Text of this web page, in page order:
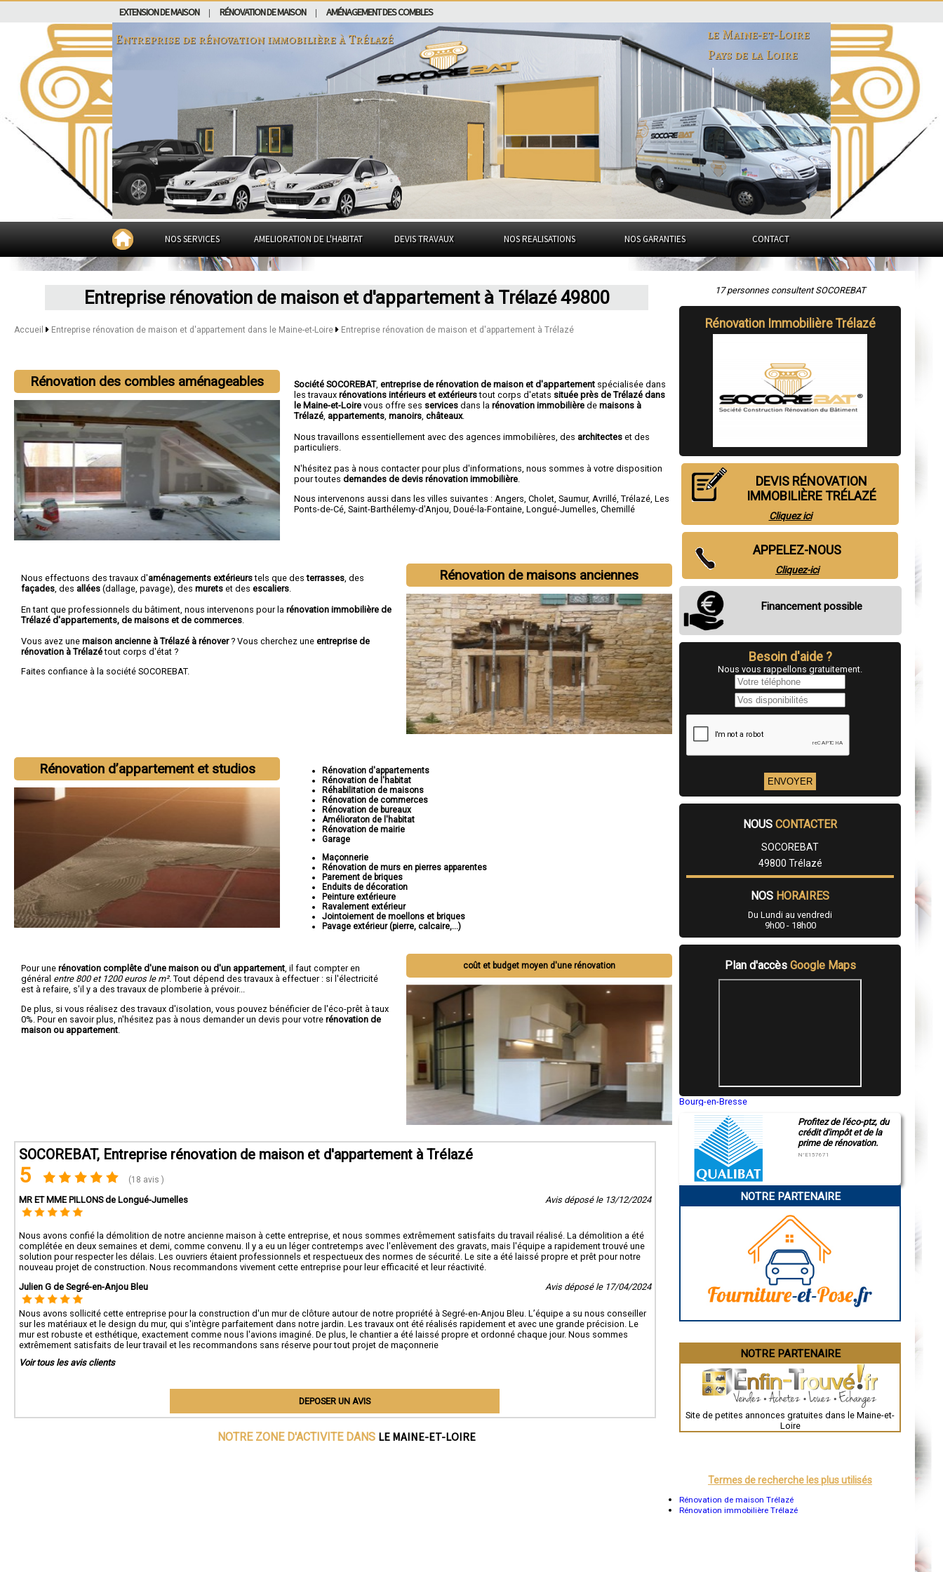
EXTENSION DE MAISON RÉNOVATION DE MAISON AMÉNAGEMENT DES COMBLES
Entreprise de rénovation immobilière àTrélazé
le Maine-et-Loire
Pays de la Loire
NOS SERVICES AMELIORATION DE L'HABITAT DEVIS TRAVAUX NOS REALISATIONS NOS GARANTIES CONTACT
Entreprise rénovation de maison et d'appartement à Trélazé 49800
Accueil Entreprise rénovation de maison et d'appartement dans le Maine-et-Loire Entreprise rénovation de maison et d'appartement à Trélazé
Rénovation des combles aménageables Société SOCOREBAT,entreprise de rénovation de maison et d'appartement spécialisée dans
les travauxrénovations intérieurs et extérieurstout corps d'etats située près de Trélazé dans
le Maine-et-Loirevous offre ses services dans larénovation immobilière demaisons à
Trélazé appartements ,manoirs ,châteaux.
Nous travaillons essentiellement avec des agences immobilières, des architectes et des
particuliers.
N'hésitez pas à nous contacter pour plus d'informations, nous sommes à votre disposition
pour toutesdemandes de devis rénovation immobilière
Nous intervenons aussi dans les villes suivantes : Angers ,Cholet ,Saumur, Avrillé ,Trélazé ,Les
Ponts-de-Cé ,Saint-Barthélemy-d'Anjou ,Doué-la-Fontaine ,Longué-Jumelles ,Chemillé
Rénovation de maisons anciennes
Nous effectuons des travaux d'aménagements extérieurstels que desterrasses , des
façades , des allées (dallage, pavage), des murets et des escaliers
En tant que professionnels du bâtiment, nous intervenons pour la rénovation immobilière de
Trélazé d'appartements, de maisons et de commerces
Vous avez une maison ancienne à Trélazé à rénover? Vous cherchez une entreprise de
rénovation à Trélazétout corps d'état ?
Faites confiance à la société SOCOREBAT.
Rénovation d’appartement et studios
Rénovation d'appartements
Rénovation de l'habitat
Réhabilitation de maisons
Rénovation de commerces
Rénovation de bureaux
Amélioraton de l'habitat
Rénovation de mairie
Garage
Maçonnerie
Rénovation de murs en pierres apparentes
Parement de briques
Enduits de décoration
Peinture extérieure
Ravalement extérieur
Jointoiement de moellons et briques
Pavage extérieur (pierre, calcaire,...)
coût et budget moyen d'une rénovation
Pour une rénovation complête d'une maison ou d'un appartement , il faut compter en
général entre 800 et 1200 euros le m². Tout dépend des travaux à effectuer : si l'électricité
est à refaire, s'il y a des travaux de plomberie à prévoir...
De plus, si vous réalisez des travaux d'isolation, vous pouvez bénéficier de l'éco-prêt à taux
0%. Pour en savoir plus, n'hésitez pas à nous demander un devis pour votre rénovation de
maison ou appartement
SOCOREBAT, Entreprise rénovation de maison et d'appartement à Trélazé
5 (18 avis )
MR ET MME PILLONS de Longué-Jumelles Avis déposé le 13/12/2024
Nous avons confié la démolition de notre ancienne maison à cette entreprise, et nous sommes extrêmement satisfaits du travail réalisé. La démolition a été
complétée en deux semaines et demi, comme convenu. Il y a eu un léger contretemps avec l'enlèvement des gravats, mais l'équipe a rapidement trouvé une
solution pour respecter les délais. Les ouvriers étaient professionnels et respectueux des normes de sécurité. Le site a été laissé propre et prêt pour notre
nouveau projet de construction. Nous recommandons vivement cette entreprise pour leur efficacité et leur réactivité.
Julien G de Segré-en-Anjou Bleu
Avis déposé le 17/04/2024
Nous avons sollicité cette entreprise pour la construction d'un mur de clôture autour de notre propriété à Segré-en-Anjou Bleu. L’équipe a su nous conseiller
sur les matériaux et le design du mur, qui s'intègre parfaitement dans notre jardin. Les travaux ont été réalisés rapidement et avec une grande précision. Le
mur est robuste et esthétique, exactement comme nous l'avions imaginé. De plus, le chantier a été laissé propre et ordonné chaque jour. Nous sommes
extrêmement satisfaits de leur travail et les recommandons sans réserve pour tout projet de maçonnerie
Voir tous les avis clients
DEPOSER UN AVIS
NOTRE ZONE D'ACTIVITE DANS LE MAINE-ET-LOIRE
17 personnes consultent SOCOREBAT
Rénovation Immobilière Trélazé
DEVIS RÉNOVATION
IMMOBILIÈRE TRÉLAZÉ
Cliquez ici
APPELEZ-NOUS
Cliquez-ici
Financement possible
Besoin d'aide ?
Nous vous rappellons gratuitement.
NOUS CONTACTER
SOCOREBAT
49800 Trélazé
NOS HORAIRES
Du Lundi au vendredi
9h00 - 18h00
Plan d'accès Google Maps
Bourg-en-Bresse
Montluçon
Manosque
Gap
Charleville-Mézières
Pamiers
Narbonne
Brive-la-Gaillarde
Guéret
Besançon
Évreux
Chartres
Nîmes
Auch
Grenoble
Mont-de-Marsan
Blois
Profitez de l'éco-ptz, du
crédit d'impôt et de la
prime de rénovation.
N°E157671
NOTRE PARTENAIRE
NOTRE PARTENAIRE
Site de petites annonces gratuites dans le Maine-et-
Loire
Termes de recherche les plus utilisés
Rénovation de maison Trélazé
Rénovation immobilière Trélazé